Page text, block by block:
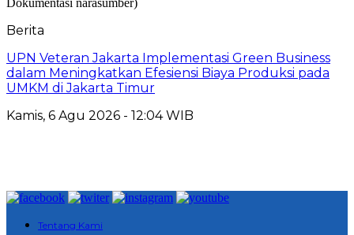
Berita
UPN Veteran Jakarta Implementasi Green Business
dalam Meningkatkan Efesiensi Biaya Produksi pada
UMKM di Jakarta Timur
Kamis, 6 Agu 2026 - 12:04 WIB
Tentang Kami